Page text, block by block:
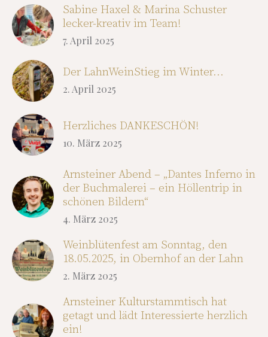
Sabine Haxel & Marina Schuster
lecker-kreativ im Team!
7. April 2025
Der LahnWeinStieg im Winter…
2. April 2025
Herzliches DANKESCHÖN!
10. März 2025
Arnsteiner Abend – „Dantes Inferno in
der Buchmalerei – ein Höllentrip in
schönen Bildern“
4. März 2025
Weinblütenfest am Sonntag, den
18.05.2025, in Obernhof an der Lahn
2. März 2025
Arnsteiner Kulturstammtisch hat
getagt und lädt Interessierte herzlich
ein!